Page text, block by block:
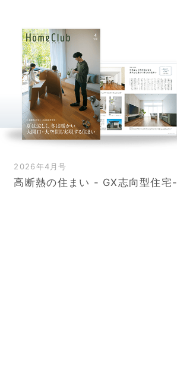
2026年4月号
高断熱の住まい - GX志向型住宅-